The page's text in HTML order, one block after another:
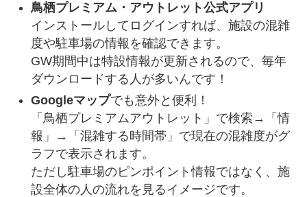
鳥栖プレミアム・アウトレット公式アプリ
インストールしてログインすれば、施設の混雑
度や駐車場の情報を確認できます。
GW期間中は特設情報が更新されるので、毎年
ダウンロードする人が多いんです！
Googleマップでも意外と便利！
「鳥栖プレミアムアウトレット」で検索→「情
報」→「混雑する時間帯」で現在の混雑度がグ
ラフで表示されます。
ただし駐車場のピンポイント情報ではなく、施
設全体の人の流れを見るイメージです。